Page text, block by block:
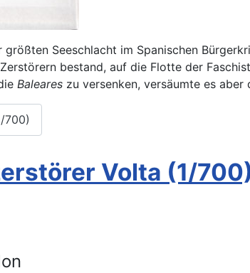
Seeschlacht im Spanischen
bestand, auf die Flotte der
Baleares zu versenken, versäumte es aber
700)
Volta (1/